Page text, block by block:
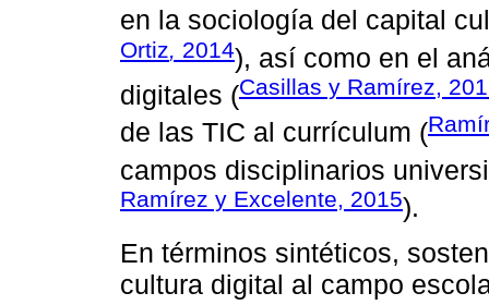
en la sociología del capital
Ortiz 2014), así como en el
digitales (Casillas y Ramírez,
de las TIC al currículum (
campos disciplinarios
Ramírez y Excelente, 2015).
En términos sintéticos,
cultura digital al campo